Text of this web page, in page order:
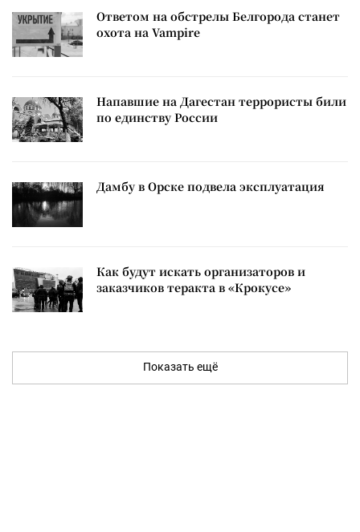
Ответом на обстрелы Белгорода станет
охота на Vampire
Напавшие на Дагестан террористы били
по единству России
Дамбу в Орске подвела эксплуатация
Как будут искать организаторов и
заказчиков теракта в «Крокусе»
Показать ещё